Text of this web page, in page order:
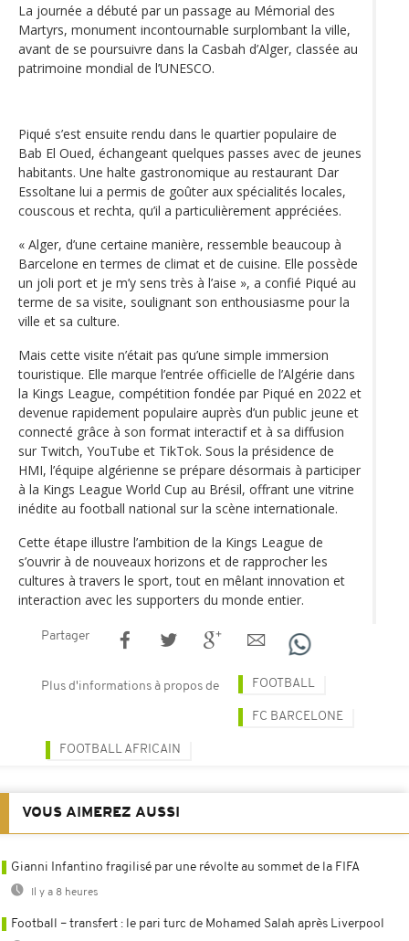
La journée a débuté par un passage au Mémorial des
Martyrs, monument incontournable surplombant la ville,
avant de se poursuivre dans la Casbah d’Alger, classée au
patrimoine mondial de l’UNESCO.
Piqué s’est ensuite rendu dans le quartier populaire de
Bab El Oued, échangeant quelques passes avec de jeunes
habitants. Une halte gastronomique au restaurant Dar
Essoltane lui a permis de goûter aux spécialités locales,
couscous et rechta, qu’il a particulièrement appréciées.
« Alger, d’une certaine manière, ressemble beaucoup à
Barcelone en termes de climat et de cuisine. Elle possède
un joli port et je m’y sens très à l’aise », a confié Piqué au
terme de sa visite, soulignant son enthousiasme pour la
ville et sa culture.
Mais cette visite n’était pas qu’une simple immersion
touristique. Elle marque l’entrée officielle de l’Algérie dans
la Kings League, compétition fondée par Piqué en 2022 et
devenue rapidement populaire auprès d’un public jeune et
connecté grâce à son format interactif et à sa diffusion
sur Twitch, YouTube et TikTok. Sous la présidence de
HMI, l’équipe algérienne se prépare désormais à participer
à la Kings League World Cup au Brésil, offrant une vitrine
inédite au football national sur la scène internationale.
Cette étape illustre l’ambition de la Kings League de
s’ouvrir à de nouveaux horizons et de rapprocher les
cultures à travers le sport, tout en mêlant innovation et
interaction avec les supporters du monde entier.
Partager
Plus d'informations à propos de FOOTBALL
FC BARCELONE
FOOTBALL AFRICAIN
VOUS AIMEREZ AUSSI
Gianni Infantino fragilisé par une révolte au sommet de la FIFA
Il y a 8 heures
Football – transfert : le pari turc de Mohamed Salah après Liverpool